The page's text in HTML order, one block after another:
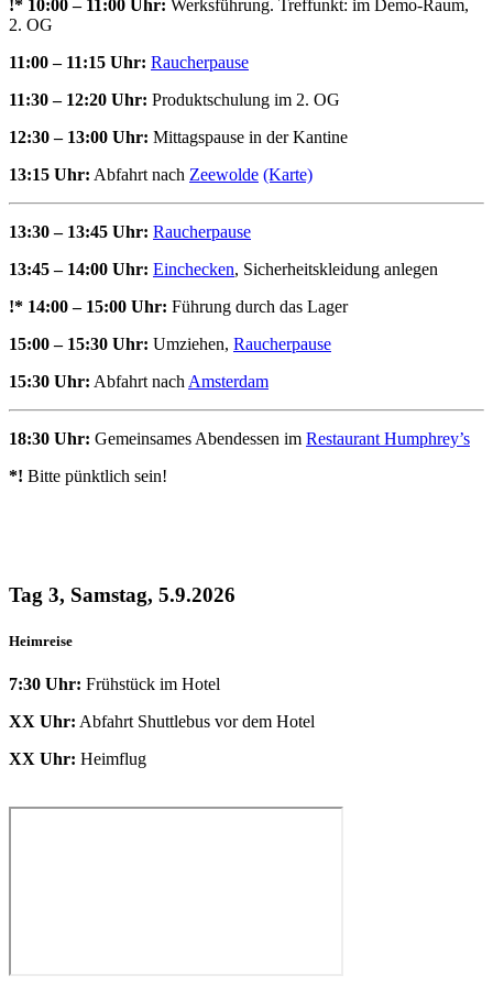
!* 10:00 – 11:00 Uhr: Werksführung. Treffunkt: im Demo-Raum,
2. OG
11:00 – 11:15 Uhr: Raucherpause
11:30 – 12:20 Uhr: Produktschulung im 2. OG
12:30 – 13:00 Uhr: Mittagspause in der Kantine
13:15 Uhr: Abfahrt nach Zeewolde (Karte)
13:30 – 13:45 Uhr: Raucherpause
13:45 – 14:00 Uhr: Einchecken, Sicherheitskleidung anlegen
!* 14:00 – 15:00 Uhr: Führung durch das Lager
15:00 – 15:30 Uhr: Umziehen, Raucherpause
15:30 Uhr: Abfahrt nach Amsterdam
18:30 Uhr: Gemeinsames Abendessen im Restaurant Humphrey’s
*! Bitte pünktlich sein!
Tag 3, Samstag, 5.9.2026
Heimreise
7:30 Uhr: Frühstück im Hotel
XX Uhr: Abfahrt Shuttlebus vor dem Hotel
XX Uhr: Heimflug